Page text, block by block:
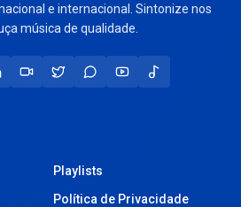
e internacional. Sintonize nos
música de qualidade.
Playlists
Política de Privacidade